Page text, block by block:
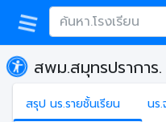
สพม.สมุทรปรากา
สรุป นร.รายชั้นเรียน
นร